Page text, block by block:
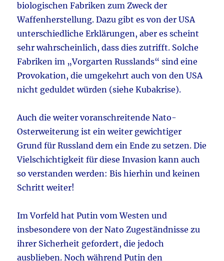
biologischen Fabriken zum Zweck der
Waffenherstellung. Dazu gibt es von der USA
unterschiedliche Erklärungen, aber es scheint
sehr wahrscheinlich, dass dies zutrifft. Solche
Fabriken im „Vorgarten Russlands“ sind eine
Provokation, die umgekehrt auch von den USA
nicht geduldet würden (siehe Kubakrise).
Auch die weiter voranschreitende Nato-
Osterweiterung ist ein weiter gewichtiger
Grund für Russland dem ein Ende zu setzen. Die
Vielschichtigkeit für diese Invasion kann auch
so verstanden werden: Bis hierhin und keinen
Schritt weiter!
Im Vorfeld hat Putin vom Westen und
insbesondere von der Nato Zugeständnisse zu
ihrer Sicherheit gefordert, die jedoch
ausblieben. Noch während Putin den